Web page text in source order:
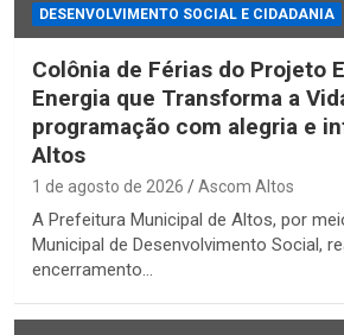
DESENVOLVIMENTO SOCIAL E CIDADANIA
Colônia de Férias do Projeto
Energia que Transforma a
programação com alegria e
Altos
1 de agosto de 2026 Ascom Altos
A Prefeitura Municipal de Altos, por
Municipal de Desenvolvimento Social,
encerramento…